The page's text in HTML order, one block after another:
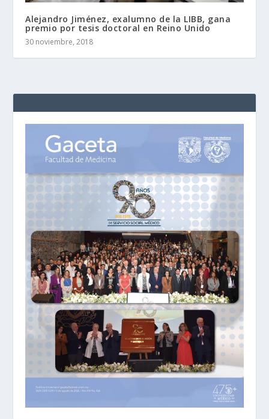
Alejandro Jiménez, exalumno de la LIBB, gana
premio por tesis doctoral en Reino Unido
30 noviembre, 2018